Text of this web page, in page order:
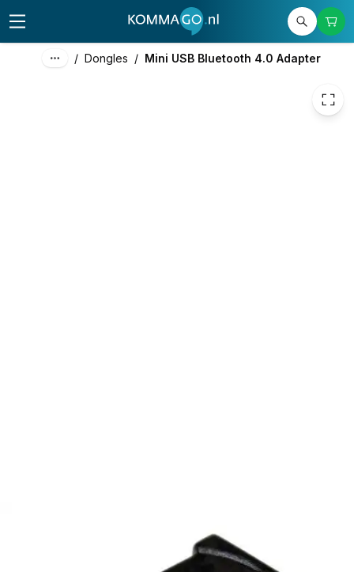
/ Dongles / Mini USB Bluetooth 4.0 Adapter
excl. btw